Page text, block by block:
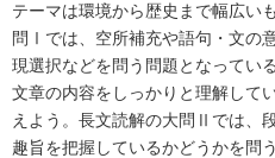
テーマは環境から歴史まで幅広い
問Ⅰでは、空所補充や語句・文の
現選択などを問う問題となってい
文章の内容をしっかりと理解して
えよう。長文読解の大問Ⅱでは、
趣旨を把握しているかどうかを問